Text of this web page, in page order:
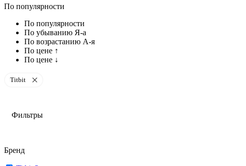
По популярности
По популярности
По убыванию Я-а
По возрастанию А-я
По цене ↑
По цене ↓
Titbit
Фильтры
Бренд